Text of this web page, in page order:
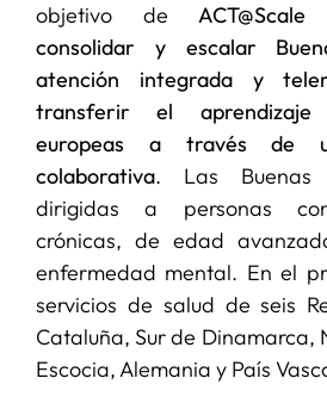
objetivo de ACT@Scale
consolidar y escalar
atención integrada y
transferir el aprendizaje
europeas a través de
colaborativa. Las Buenas
dirigidas a personas
crónicas, de edad
enfermedad mental. En el
servicios de salud de seis
Cataluña, Sur de Dinamarca,
Escocia, Alemania y País